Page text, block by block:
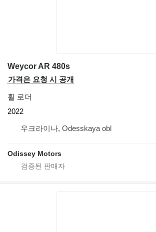
Weycor AR 480s
가격은 요청 시 공개
휠 로더
2022
우크라이나, Odesskaya obl
Odissey Motors